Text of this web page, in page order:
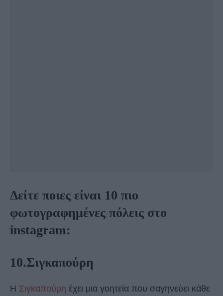
Δείτε ποιες είναι 10 πιο
φωτογραφημένες πόλεις στο
instagram:
10.Σιγκαπούρη
Η Σιγκαπούρη έχει μια γοητεία που σαγηνεύει κάθε